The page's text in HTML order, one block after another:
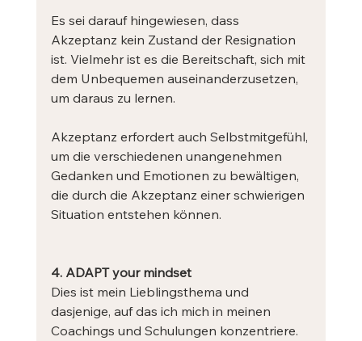
Es sei darauf hingewiesen, dass
Akzeptanz kein Zustand der Resignation
ist. Vielmehr ist es die Bereitschaft, sich mit
dem Unbequemen auseinanderzusetzen,
um daraus zu lernen.
Akzeptanz erfordert auch Selbstmitgefühl,
um die verschiedenen unangenehmen
Gedanken und Emotionen zu bewältigen,
die durch die Akzeptanz einer schwierigen
Situation entstehen können.
4. ADAPT your mindset
Dies ist mein Lieblingsthema und
dasjenige, auf das ich mich in meinen
Coachings und Schulungen konzentriere.